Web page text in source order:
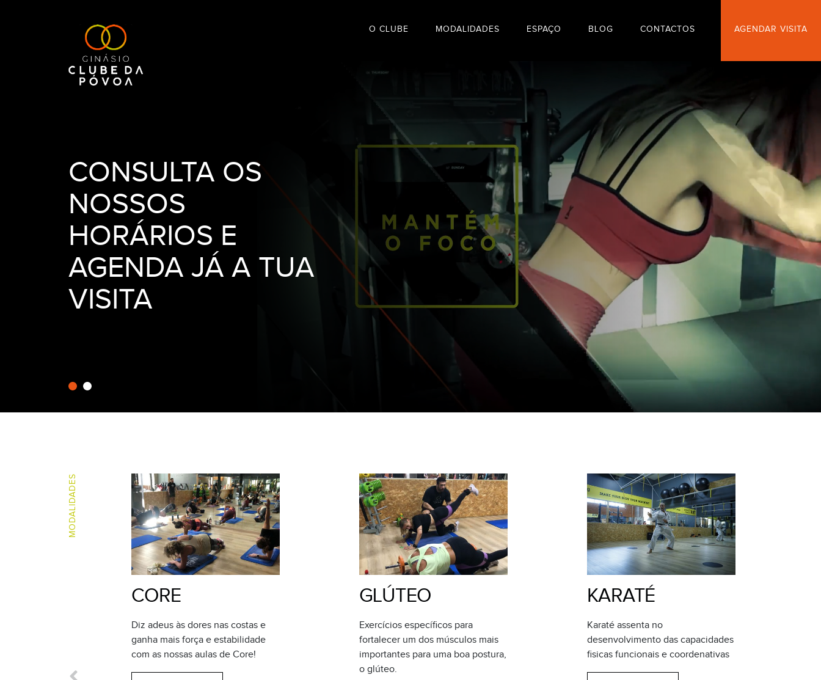
O CLUBE MODALIDADES ESPAÇO BLOG CONTACTOS AGENDAR VISITA
CONSULTA OS
NOSSOS
HORÁRIOS E
AGENDA JÁ A TUA
VISITA
MODALIDADES
CORE
Diz adeus às dores nas costas e
ganha mais força e estabilidade
com as nossas aulas de Core!
GLÚTEO
Exercícios específicos para
fortalecer um dos músculos mais
importantes para uma boa postura,
o glúteo.
KARATÉ
Karaté assenta no
desenvolvimento das capacidades
fisicas funcionais e coordenativas